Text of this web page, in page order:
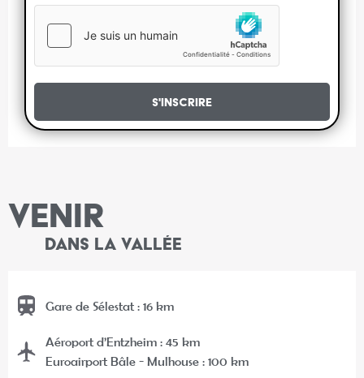
S'inscrire
VENIR
DANS LA VALLÉE
Gare de Sélestat : 16 km
Aéroport d’Entzheim : 45 km
Euroairport Bâle - Mulhouse : 100 km